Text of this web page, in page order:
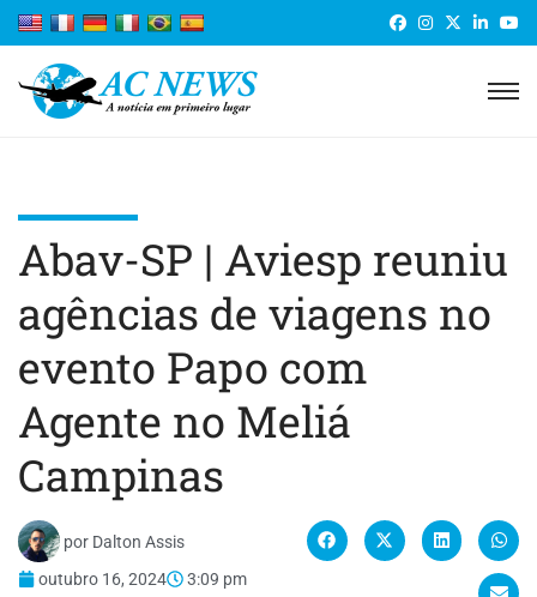
Abav-SP | Aviesp reuniu
agências de viagens no
evento Papo com
Agente no Meliá
Campinas
por Dalton Assis
outubro 16, 2024
3:09 pm